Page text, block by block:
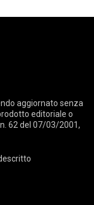
aggiornato senza
editoriale o
62 del 07/03/2001,